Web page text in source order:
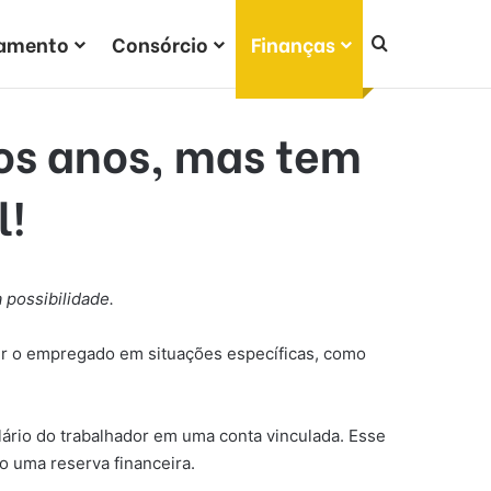
Consórcio Finanças Procurar por
anos, mas tem
possibilidade.
o empregado em situações específicas, como
do trabalhador em uma conta vinculada. Esse
uma reserva financeira.